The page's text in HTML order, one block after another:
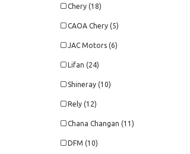
Chery (18)
CAOA Chery (5)
JAC Motors (6)
Lifan (24)
Shineray (10)
Rely (12)
Chana Changan (11)
DFM (10)